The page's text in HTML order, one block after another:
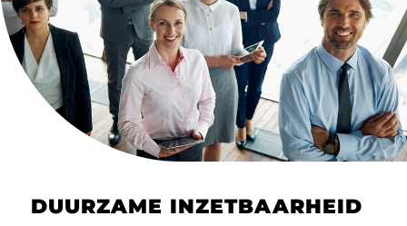
DUURZAME INZETBAARHEID